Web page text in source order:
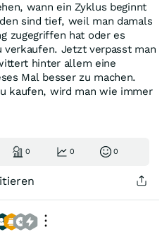
wann ein Zyklus beginnt
sind tief, weil man damals
zugegriffen hat oder es
Jetzt verpasst man
hinter allem eine
Mal besser zu machen.
kaufen, wird man wie immer
0 0 0